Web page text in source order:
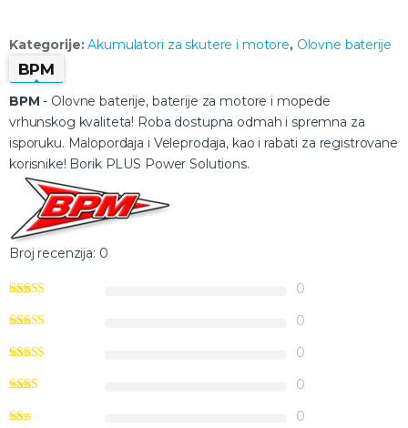
Kategorije:Akumulatori za skutere i motore, Olovne baterije
BPM
BPM- Olovne baterije, baterije za motore i mopede
vrhunskog kvaliteta! Roba dostupna odmah i spremna za
isporuku. Malopordaja i Veleprodaja, kao i rabati za registrovane
korisnike! Borik PLUS Power Solutions.
Broj recenzija: 0
0
0
0
0
0